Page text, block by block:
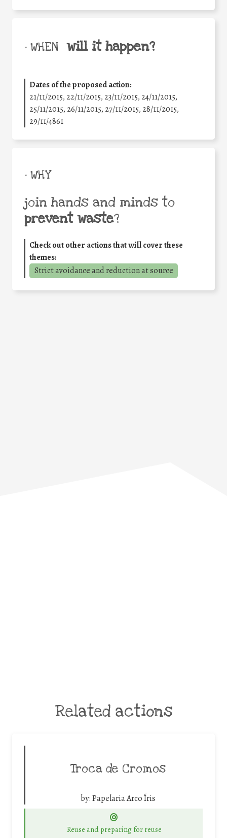
• WHEN will it happen?
Dates of the proposed action:
21/11/2015, 22/11/2015, 23/11/2015, 24/11/2015,
25/11/2015, 26/11/2015, 27/11/2015, 28/11/2015,
29/11/4861
• WHY
join hands and minds to
prevent waste?
Check out other actions that will cover these
themes:
Strict avoidance and reduction at source
Related actions
Troca de Cromos
by:Papelaria Arco Íris
Reuse and preparing for reuse